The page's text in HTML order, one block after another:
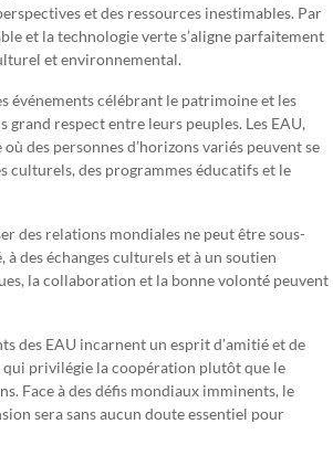
et des ressources inestimables. Par
et la technologie verte s’aligne parfaitement
et environnemental.
événements célébrant le patrimoine et les
respect entre leurs peuples. Les EAU,
des personnes d’horizons variés peuvent se
culturels, des programmes éducatifs et le
des relations mondiales ne peut être sous-
des échanges culturels et à un soutien
la collaboration et la bonne volonté peuvent
des EAU incarnent un esprit d’amitié et de
qui privilégie la coopération plutôt que le
Face à des défis mondiaux imminents, le
sera sans aucun doute essentiel pour